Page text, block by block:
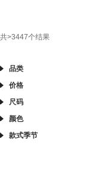
共>3447个结果
品类
价格
尺码
颜色
款式季节